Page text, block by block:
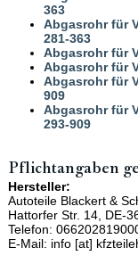
363
Abgasrohr für
281-363
Abgasrohr für
Abgasrohr für
Abgasrohr für
909
Abgasrohr für
293-909
Pflichtangaben
Hersteller:
Autoteile Blackert &
Hattorfer Str. 14, DE-
Telefon:
E-Mail: info [at]